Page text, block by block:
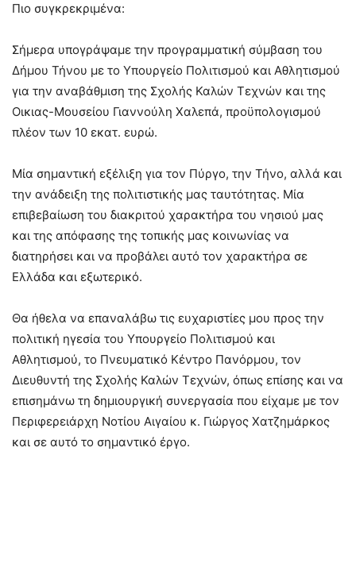
Πιο συγκρεκριμένα:
Σήμερα υπογράψαμε την προγραμματική σύμβαση του
Δήμου Τήνου με το Υπουργείο Πολιτισμού και Αθλητισμού
για την αναβάθμιση της Σχολής Καλών Τεχνών και της
Οικιας-Μουσείου Γιαννούλη Χαλεπά, προϋπολογισμού
πλέον των 10 εκατ. ευρώ.
Μία σημαντική εξέλιξη για τον Πύργο, την Τήνο, αλλά και
την ανάδειξη της πολιτιστικής μας ταυτότητας. Μία
επιβεβαίωση του διακριτού χαρακτήρα του νησιού μας
και της απόφασης της τοπικής μας κοινωνίας να
διατηρήσει και να προβάλει αυτό τον χαρακτήρα σε
Ελλάδα και εξωτερικό.
Θα ήθελα να επαναλάβω τις ευχαριστίες μου προς την
πολιτική ηγεσία του Υπουργείο Πολιτισμού και
Αθλητισμού, το Πνευματικό Κέντρο Πανόρμου, τον
Διευθυντή της Σχολής Καλών Τεχνών, όπως επίσης και να
επισημάνω τη δημιουργική συνεργασία που είχαμε με τον
Περιφερειάρχη Νοτίου Αιγαίου κ. Γιώργος Χατζημάρκος
και σε αυτό το σημαντικό έργο.